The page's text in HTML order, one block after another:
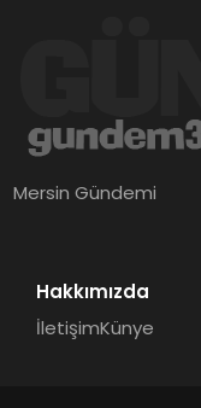
Mersin Gündemi
Hakkımızda
İletişimKünye